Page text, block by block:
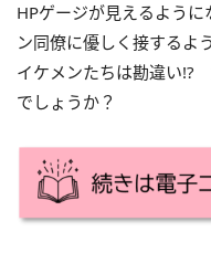
HPゲージが見えるよう
ン同僚に優しく接するよ
イケメンたちは勘違い!?
でしょうか？